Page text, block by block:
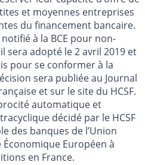
et moyennes entreprises
du financement bancaire.
à la BCE pour non-
sera adopté le 2 avril 2019 et
pour se conformer à la
sera publiée au Journal
et sur le site du HCSF.
automatique et
décidé par le HCSF
des banques de l’Union
Économique Européen à
en France.